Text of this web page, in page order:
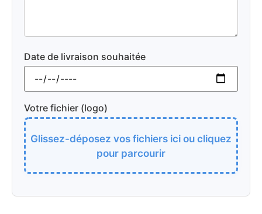
Date de livraison souhaitée
Votre fichier (logo)
Glissez-déposez vos fichiers ici ou cliquez
pour parcourir